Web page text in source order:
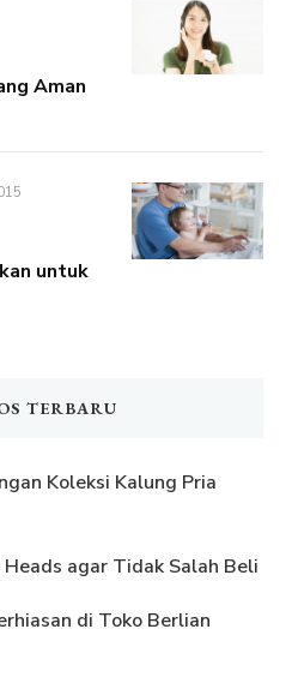
Aman
untuk
TERBARU
Koleksi Kalung Pria
agar Tidak Salah Beli
di Toko Berlian